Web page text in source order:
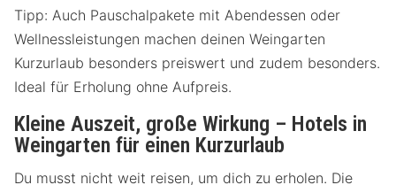
Tipp: Auch Pauschalpakete mit Abendessen oder
Wellnessleistungen machen deinen Weingarten
Kurzurlaub besonders preiswert und zudem besonders.
Ideal für Erholung ohne Aufpreis.
Kleine Auszeit, große Wirkung – Hotels in
Weingarten für einen Kurzurlaub
Du musst nicht weit reisen, um dich zu erholen. Die